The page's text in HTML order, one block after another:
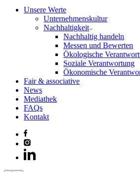
Unsere Werte
Unternehmenskultur
Nachhaltigkeit
Nachhaltig handeln
Messen und Bewerten
Ökologische
Soziale Verantwortung
Ökonomische
Fair & associative
News
Mediathek
FAQs
Kontakt